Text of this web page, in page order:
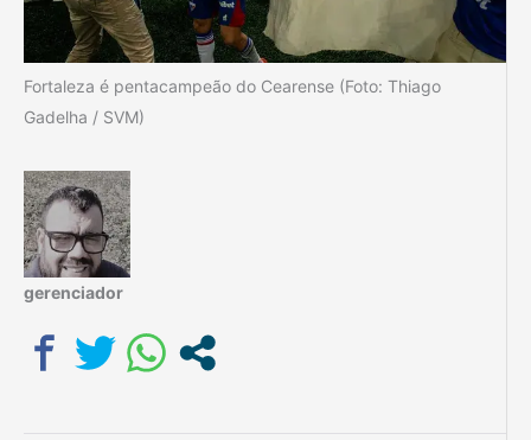
Fortaleza é pentacampeão do Cearense (Foto: Thiago
Gadelha / SVM)
gerenciador